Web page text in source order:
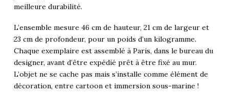
meilleure durabilité.
L’ensemble mesure 46 cm de hauteur, 21 cm de largeur et
23 cm de profondeur, pour un poids d’un kilogramme.
Chaque exemplaire est assemblé à Paris, dans le bureau du
designer, avant d’être expédié prêt à être fixé au mur.
L’objet ne se cache pas mais s’installe comme élément de
décoration, entre cartoon et immersion sous-marine !